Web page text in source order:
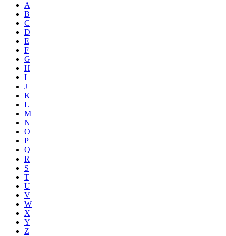
A
B
C
D
E
F
G
H
I
J
K
L
M
N
O
P
Q
R
S
T
U
V
W
X
Y
Z